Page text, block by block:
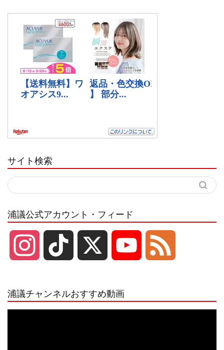
サイト検索
浦議公式アカウント・フィード
浦議チャンネルおすすめ動画